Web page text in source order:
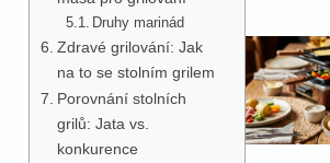
Druhy marinád
Zdravé grilování: Jak
na to se stolním grilem
Porovnání stolních
grilů: Jata vs.
konkurence